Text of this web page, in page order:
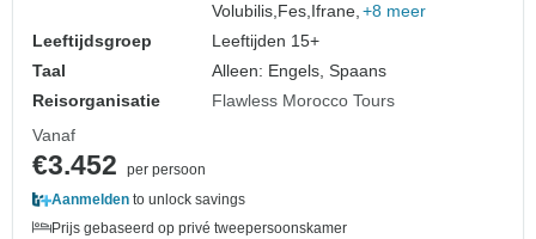
Volubilis,Fes,Ifrane, +8 meer
Leeftijdsgroep
Leeftijden 15+
Taal
Alleen: Engels, Spaans
Reisorganisatie
Flawless Morocco Tours
Vanaf
€3.452
per persoon
Aanmelden to unlock savings
Prijs gebaseerd op privé tweepersoonskamer